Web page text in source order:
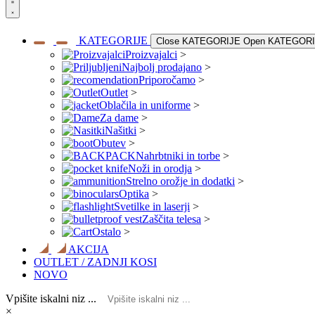
KATEGORIJE Close KATEGORIJE Open
Proizvajalci >
Najbolj prodajano >
Priporočamo >
Outlet >
Oblačila in uniforme >
Za dame >
Našitki >
Obutev >
Nahrbtniki in torbe >
Noži in orodja >
Strelno orožje in dodatki >
Optika >
Svetilke in laserji >
Zaščita telesa >
Ostalo >
AKCIJA
OUTLET / ZADNJI KOSI
NOVO
Vpišite iskalni niz ...
×